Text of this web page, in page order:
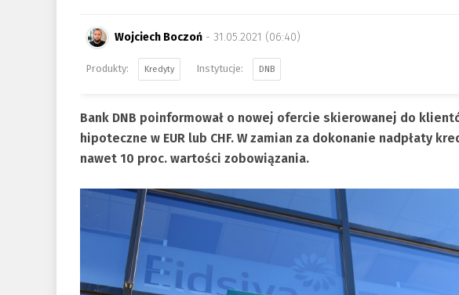
Wojciech Boczoń - 31.05.2021 (06:40)
Kredyty DNB
Bank DNB poinformował o nowej ofercie skierowanej do
hipoteczne w EUR lub CHF. W zamian za dokonanie nadpłaty
nawet 10 proc. wartości zobowiązania.